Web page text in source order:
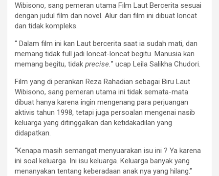
Wibisono, sang pemeran utama Film Laut Bercerita sesuai
dengan judul film dan novel. Alur dari film ini dibuat loncat
dan tidak kompleks.
“ Dalam film ini kan Laut bercerita saat ia sudah mati, dan
memang tidak full jadi loncat-loncat begitu. Manusia kan
memang begitu, tidak precise.” ucap Leila Salikha Chudori.
Film yang di perankan Reza Rahadian sebagai Biru Laut
Wibisono, sang pemeran utama ini tidak semata-mata
dibuat hanya karena ingin mengenang para perjuangan
aktivis tahun 1998, tetapi juga persoalan mengenai nasib
keluarga yang ditinggalkan dan ketidakadilan yang
didapatkan.
“Kenapa masih semangat menyuarakan isu ini ? Ya karena
ini soal keluarga. Ini isu keluarga. Keluarga banyak yang
menanyakan tentang keberadaan anak nya yang hilang.”